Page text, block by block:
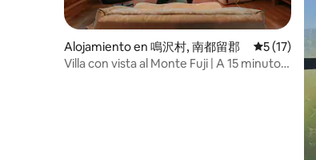
Alojamiento en 鳴沢村, 南都留郡
5 (17)
Villa con vista al Monte Fuji | A 15 minutos